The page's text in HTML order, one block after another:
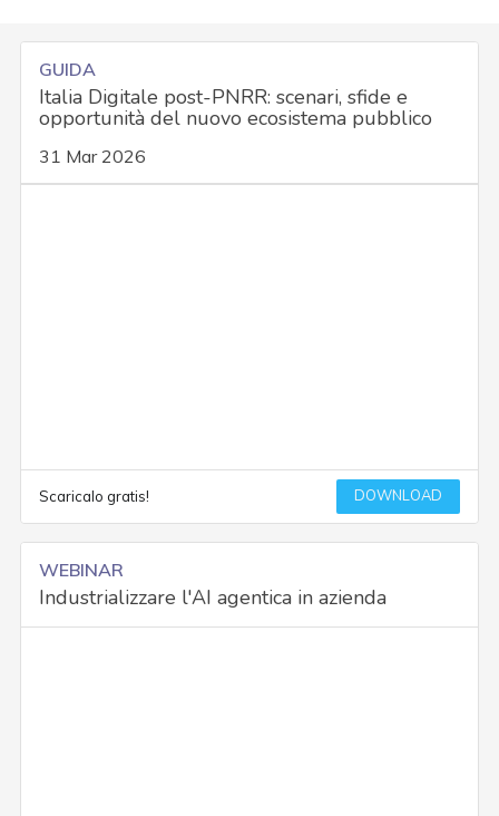
GUIDA
Italia Digitale post-PNRR: scenari, sfide e
opportunità del nuovo ecosistema pubblico
31 Mar 2026
Scaricalo gratis! DOWNLOAD
WEBINAR
Industrializzare l'AI agentica in azienda